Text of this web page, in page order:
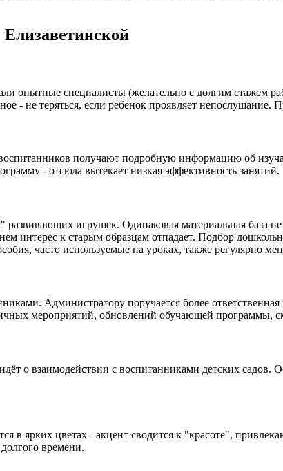
опытные специалисты (желательно с долгим стажем
- не теряться, если ребёнок проявляет непослушание.
получают подробную информацию об
- отсюда вытекает низкая эффективность занятий.
игрушек. Одинаковая материальная база
интерес к старым образцам отпадает. Подбор
часто используемые на уроках, также регулярно
Администратору поручается более
мероприятий, обновлений обучающей программы,
о взаимодействии с воспитанниками детских садов.
в ярких цветах - акцент сводится к "красоте",
времени.